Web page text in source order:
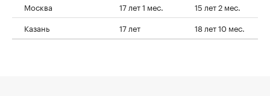
Москва
17 лет 1 мес.
15 лет 2 мес.
Казань
17 лет 18 лет 10 мес.